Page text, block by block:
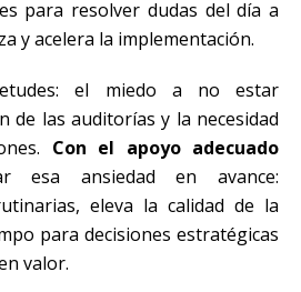
para resolver dudas del día a
y acelera la implementación.
el miedo a no estar
de las auditorías y la necesidad
Con el apoyo adecuado
esa ansiedad en avance:
eleva la calidad de la
para decisiones estratégicas
valor.